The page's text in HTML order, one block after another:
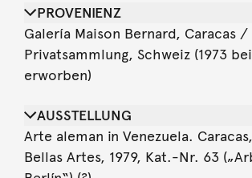
PROVENIENZ
Galería Maison Bernard, Caracas /
Privatsammlung, Schweiz (1973
erworben)
AUSSTELLUNG
Arte aleman in Venezuela.
Bellas Artes, 1979, Kat.-Nr. 63